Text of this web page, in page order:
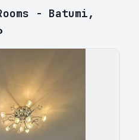
- Batumi,